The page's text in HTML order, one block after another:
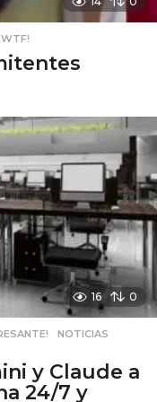
,WTF!
16 0
,NOTICIAS
y Claude a
24/7 y